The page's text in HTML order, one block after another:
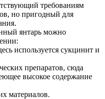
требованиям
но пригодный для
янтарь можно
используется сукцинит и
препаратов, сюда
высокое содержание
материалов.